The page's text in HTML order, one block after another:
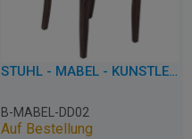
STUHL - MABEL - KUNSTLEDER
B-MABEL-DD02
Auf Bestellung